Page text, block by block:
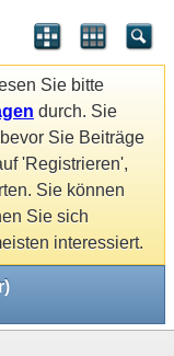
Sie bitte
durch. Sie
Sie Beiträge
'Registrieren',
Sie können
Sie sich
interessiert.